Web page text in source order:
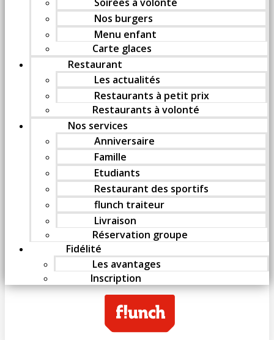
Nos burgers
Menu enfant
Carte glaces
Restaurant
Les actualités
Restaurants à petit prix
Restaurants à volonté
Nos services
Anniversaire
Famille
Etudiants
Restaurant des sportifs
flunch traiteur
Livraison
Réservation groupe
Fidélité
Les avantages
Inscription